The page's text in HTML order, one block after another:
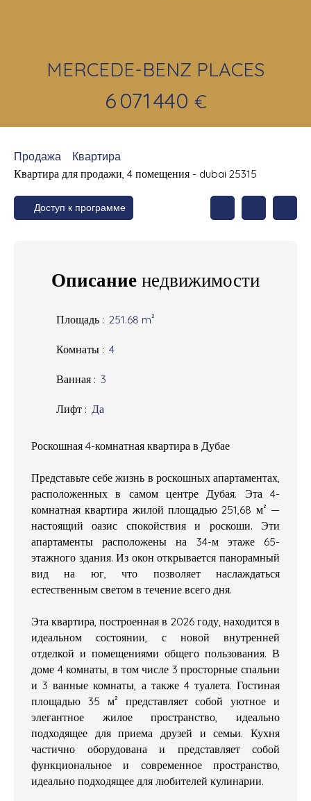
MERCEDE-BENZ PLACES
6 071 440 €
Продажа
Квартира
Квартира для продажи, 4 помещения - dubai 25315
Доступ к программе
Описание недвижимости
Площадь : 251.68 m²
Комнаты : 4
Ванная : 3
Лифт : Да
Роскошная 4-комнатная квартира в Дубае
Представьте себе жизнь в роскошных апартаментах,
расположенных в самом центре Дубая. Эта 4-
комнатная квартира жилой площадью 251,68 м² —
настоящий оазис спокойствия и роскоши. Эти
апартаменты расположены на 34-м этаже 65-
этажного здания. Из окон открывается панорамный
вид на юг, что позволяет наслаждаться
естественным светом в течение всего дня.
Эта квартира, построенная в 2026 году, находится в
идеальном состоянии, с новой внутренней
отделкой и помещениями общего пользования. В
доме 4 комнаты, в том числе 3 просторные спальни
и 3 ванные комнаты, а также 4 туалета. Гостиная
площадью 35 м² представляет собой уютное и
элегантное жилое пространство, идеально
подходящее для приема друзей и семьи. Кухня
частично оборудована и представляет собой
функциональное и современное пространство,
идеально подходящее для любителей кулинарии.